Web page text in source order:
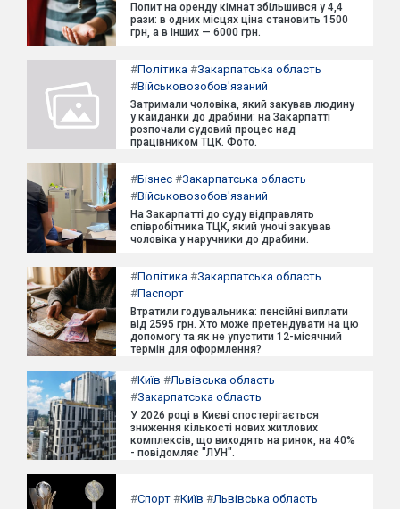
Попит на оренду кімнат збільшився у 4,4
рази: в одних місцях ціна становить 1500
грн, а в інших — 6000 грн.
#Політика #Закарпатська область
#Військовозобов'язаний
Затримали чоловіка, який закував людину
у кайданки до драбини: на Закарпатті
розпочали судовий процес над
працівником ТЦК. Фото.
#Бізнес #Закарпатська область
#Військовозобов'язаний
На Закарпатті до суду відправлять
співробітника ТЦК, який уночі закував
чоловіка у наручники до драбини.
#Політика #Закарпатська область
#Паспорт
Втратили годувальника: пенсійні виплати
від 2595 грн. Хто може претендувати на цю
допомогу та як не упустити 12-місячний
термін для оформлення?
#Київ #Львівська область
#Закарпатська область
У 2026 році в Києві спостерігається
зниження кількості нових житлових
комплексів, що виходять на ринок, на 40%
- повідомляє "ЛУН".
#Спорт #Київ #Львівська область